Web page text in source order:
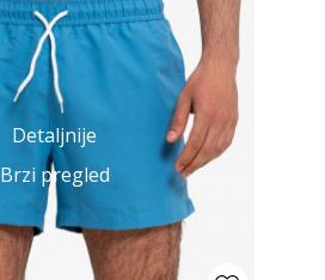
Detaljnije
Brzi pregled